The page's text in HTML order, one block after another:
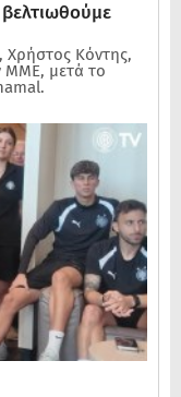
βελτιωθούμε
Χρήστος Κόντης,
ΜΜΕ, μετά το